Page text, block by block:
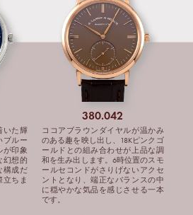
いた輝
ブルー
が印象
幻想的
構成だ
ちま
380.042
ココアブラウンダイヤルが温かみ
のある趣を映し出し、18Kピンクゴ
ールドとの組み合わせが上品な調
和を生み出します。6時位置のスモ
ールセコンドがさりげないアクセ
ントとなり、端正なバランスの中
に穏やかな気品を感じさせる一本
です。